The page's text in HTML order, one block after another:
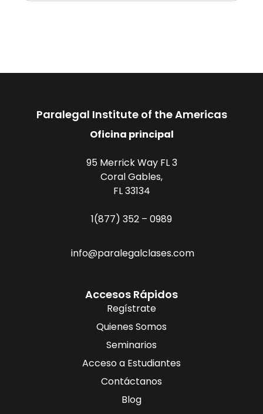
Paralegal Institute of the Americas
Oficina principal
95 Merrick Way FL 3
Coral Gables,
FL 33134
1(877) 352 – 0989
info@paralegalclases.com
Accesos Rápidos
Regístrate
Quienes Somos
Seminarios
Acceso a Estudiantes
Contáctanos
Blog